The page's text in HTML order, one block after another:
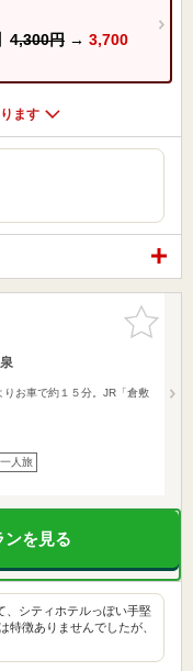
4,300円 → 3,700
ます
お気に入
りに追加
りお車で約１５分。JR「倉敷
人旅
ンを見る
、シティホテルっぽい手堅
特徴ありませんでしたが、